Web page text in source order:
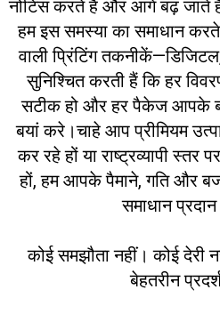
नोटिस करते हैं और आगे बढ़ जाते
हम इस समस्या का समाधान करते
वाली प्रिंटिंग
सुनिश्चित करती हैं कि हर
सटीक हो और हर पैकेज आपके
बयां करे।चाहे आप प्रीमियम
कर रहे हों या राष्ट्रव्यापी स्तर
हों, हम आपके पैमाने, गति और
समाधान
कोई समझौता नहीं। कोई देरी
बेहतरीन